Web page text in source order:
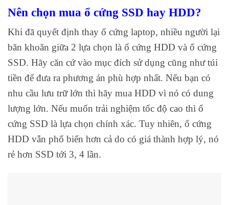
Nên chọn mua ổ cứng SSD hay HDD?
Khi đã quyết định thay ổ cứng laptop, nhiều người lại
băn khoăn giữa 2 lựa chọn là ổ cứng HDD và ổ cứng
SSD. Hãy căn cứ vào mục đích sử dụng cũng như túi
tiền để đưa ra phương án phù hợp nhất. Nếu bạn có
nhu cầu lưu trữ lớn thì hãy mua HDD vì nó có dung
lượng lớn. Nếu muốn trải nghiệm tốc độ cao thì ổ
cứng SSD là lựa chọn chính xác. Tuy nhiên, ổ cứng
HDD vẫn phổ biến hơn cả do có giá thành hợp lý, nó
rẻ hơn SSD tới 3, 4 lần.